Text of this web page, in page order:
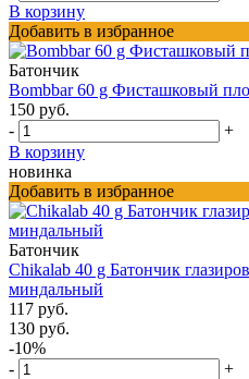
В корзину
Добавить в избранное
Батончик
Bombbar 60 g Фисташковый
150 руб.
-
+
В корзину
новинка
Добавить в избранное
Батончик
Chikalab 40 g Батончик
миндальный
117 руб.
130 руб.
-10%
-
+